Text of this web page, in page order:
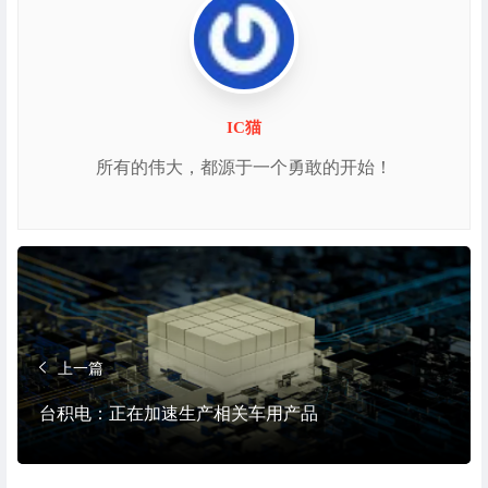
IC猫
所有的伟大，都源于一个勇敢的开始！
上一篇
台积电：正在加速生产相关车用产品